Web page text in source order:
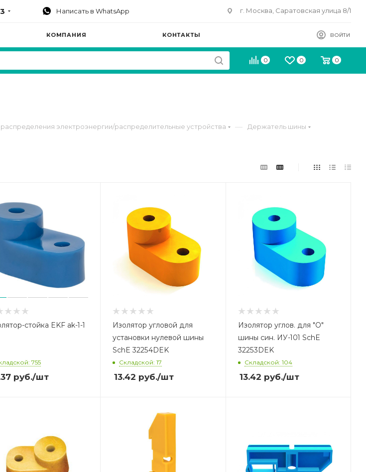
Написать в WhatsApp г. Москва, Саратовская улица 8/1
ВОЙТИ
КОМПАНИЯ КОНТАКТЫ
0 0 0
электроэнергии/распределительные устройства — Держатель шины
стойка EKF ak-1-1
755
руб./шт
Изолятор угловой для
установки нулевой шины
SchE 32254DEK
Складской: 17
13.42 руб./шт
Изолятор углов. для "О"
шины син. ИУ-101 SchE
32253DEK
Складской: 104
13.42 руб./шт